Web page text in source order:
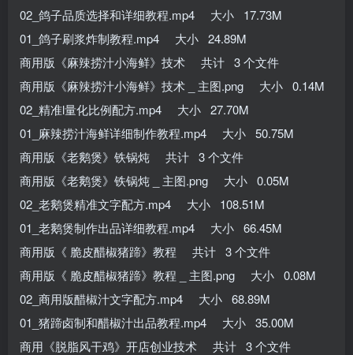
02_鸽子品质选择和详细教程.mp4 大小 17.73M
01_鸽子刷浆炸制教程.mp4 大小 24.89M
商用版《麻辣捞汁小海鲜》技术 共计 3 个文件
商用版《麻辣捞汁小海鲜》技术 _ 主图.png 大小 0.14M
02_精准l量化比例配方.mp4 大小 27.70M
01_麻辣捞汁海鲜详细制作教程.mp4 大小 50.75M
商用版《老鹅煲》铁锅炖 共计 3 个文件
商用版《老鹅煲》铁锅炖 _ 主图.png 大小 0.05M
02_老鹅煲精准文字配方.mp4 大小 108.51M
01_老鹅煲制作出品详细教程.mp4 大小 66.45M
商用版《 脆皮醋椒猪蹄》教程 共计 3 个文件
商用版《 脆皮醋椒猪蹄》教程 _ 主图.png 大小 0.08M
02_商用版醋椒汁文字配方.mp4 大小 68.89M
01_猪蹄卤制和醋椒汁出品教程.mp4 大小 35.00M
商用《脱脂风干鸡》开店创业技术 共计 3 个文件